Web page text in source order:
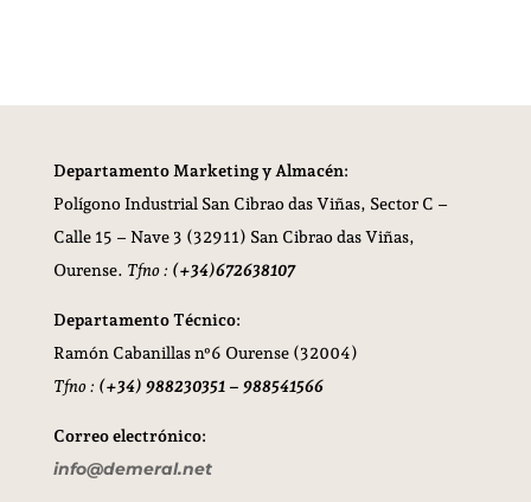
Departamento Marketing y Almacén:
Polígono Industrial San Cibrao das Viñas, Sector C –
Calle 15 – Nave 3 (32911) San Cibrao das Viñas,
Ourense. Tfno : (+34)672638107
Departamento Técnico:
Ramón Cabanillas nº6 Ourense (32004)
Tfno : (+34) 988230351 – 988541566
Correo electrónico:
info@demeral.net